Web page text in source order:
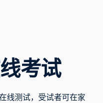
考试
线测试，受试者可在家